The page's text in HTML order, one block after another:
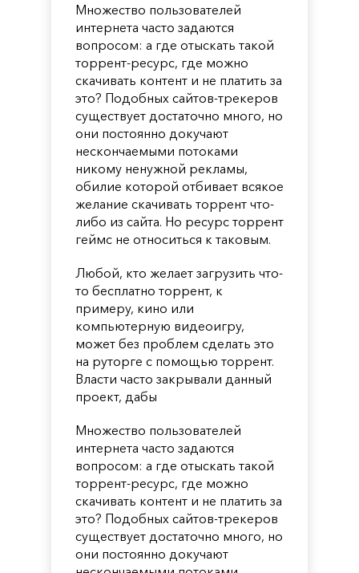
Множество пользователей
интернета часто задаются
вопросом: а где отыскать такой
торрент-ресурс, где можно
скачивать контент и не платить за
это? Подобных сайтов-трекеров
существует достаточно много, но
они постоянно докучают
нескончаемыми потоками
никому ненужной рекламы,
обилие которой отбивает всякое
желание скачивать торрент что-
либо из сайта. Но ресурс торрент
геймс не относиться к таковым.
Любой, кто желает загрузить что-
то бесплатно торрент, к
примеру, кино или
компьютерную видеоигру,
может без проблем сделать это
на руторге с помощью торрент.
Власти часто закрывали данный
проект, дабы
Множество пользователей
интернета часто задаются
вопросом: а где отыскать такой
торрент-ресурс, где можно
скачивать контент и не платить за
это? Подобных сайтов-трекеров
существует достаточно много, но
они постоянно докучают